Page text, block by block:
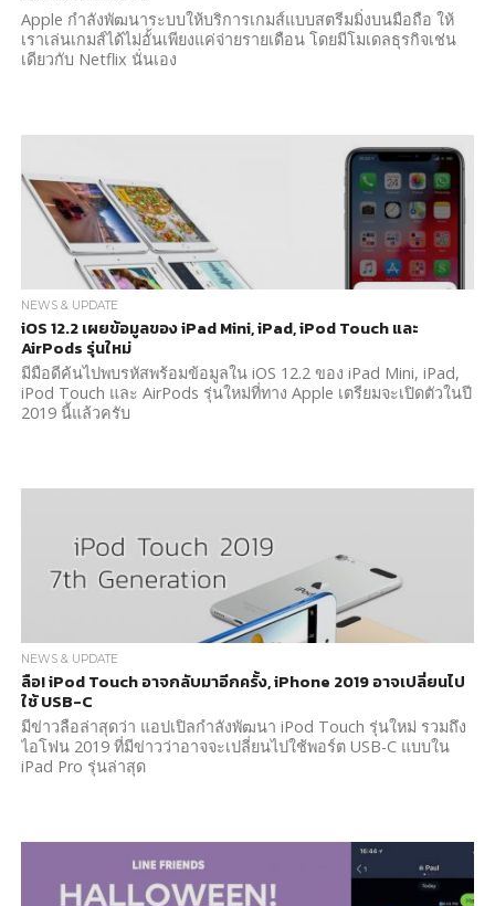
Apple กำลังพัฒนาระบบให้บริการเกมส์แบบสตรีมมิ่งบนมือถือ ให้
เราเล่นเกมส์ได้ไม่อั้นเพียงแค่จ่ายรายเดือน โดยมีโมเดลธุรกิจเช่น
เดียวกับ Netflix นั่นเอง
NEWS & UPDATE
iOS 12.2 เผยข้อมูลของ iPad Mini, iPad, iPod Touch และ
AirPods รุ่นใหม่
มีมือดีค้นไปพบรหัสพร้อมข้อมูลใน iOS 12.2 ของ iPad Mini, iPad,
iPod Touch และ AirPods รุ่นใหม่ที่ทาง Apple เตรียมจะเปิดตัวในปี
2019 นี้แล้วครับ
NEWS & UPDATE
ลือ! iPod Touch อาจกลับมาอีกครั้ง, iPhone 2019 อาจเปลี่ยนไป
ใช้ USB-C
มีข่าวลือล่าสุดว่า แอปเปิลกำลังพัฒนา iPod Touch รุ่นใหม่ รวมถึง
ไอโฟน 2019 ที่มีข่าวว่าอาจจะเปลี่ยนไปใช้พอร์ต USB-C แบบใน
iPad Pro รุ่นล่าสุด